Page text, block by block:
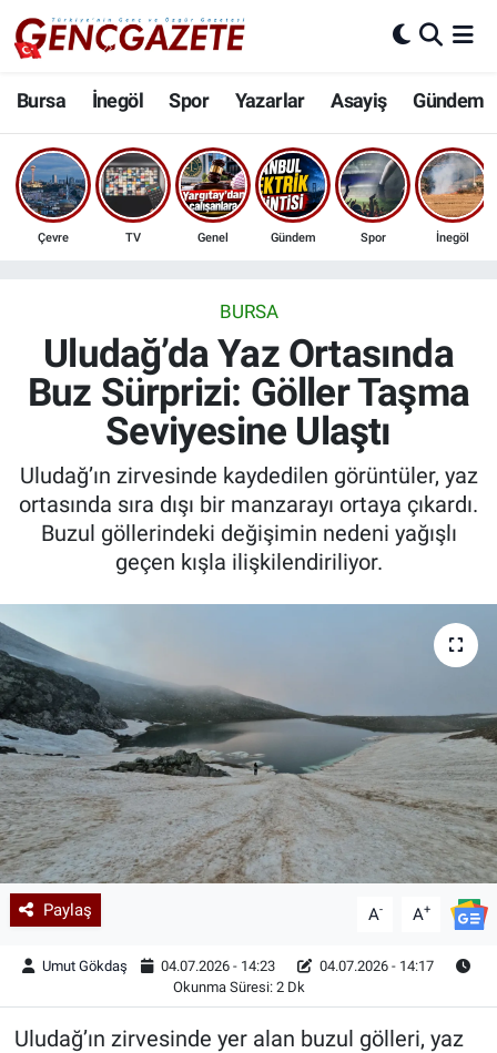
Bursa İnegöl Spor Yazarlar Asayiş Gündem
Çevre TV Genel Gündem Spor İnegöl
BURSA
Uludağ’da Yaz Ortasında
Buz Sürprizi: Göller Taşma
Seviyesine Ulaştı
Uludağ’ın zirvesinde kaydedilen görüntüler, yaz
ortasında sıra dışı bir manzarayı ortaya çıkardı.
Buzul göllerindeki değişimin nedeni yağışlı
geçen kışla ilişkilendiriliyor.
Paylaş A- A+
Umut Gökdaş 04.07.2026 - 14:23
04.07.2026 - 14:17
Okunma Süresi: 2 Dk
Uludağ’ın zirvesinde yer alan buzul gölleri, yaz
Bursa
İnegöl
3.SAYFA
Ekonomi
Güncel
İnanç
Kadın & Aile
Sağlık
Siyaset
Teknoloji
Yazarlar
Astroloji-Rüya
Nöbetçi Eczaneler
Hava Durumu
Trafik Durumu
Son Dakika Haberleri
Haber Arşivi